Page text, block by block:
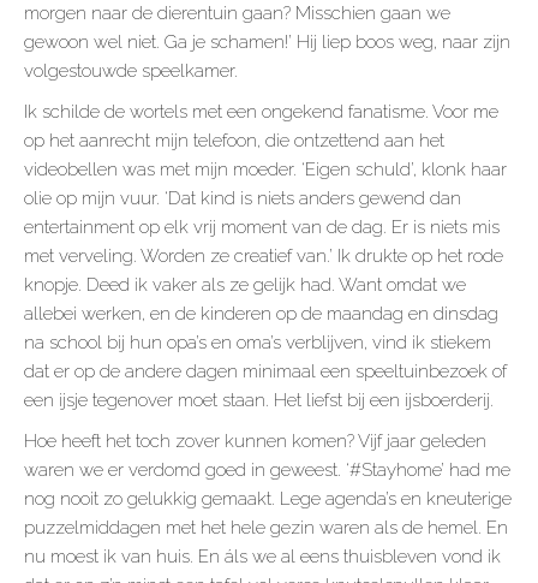
morgen naar de dierentuin gaan? Misschien gaan we
gewoon wel niet. Ga je schamen!’ Hij liep boos weg, naar zijn
volgestouwde speelkamer.
Ik schilde de wortels met een ongekend fanatisme. Voor me
op het aanrecht mijn telefoon, die ontzettend aan het
videobellen was met mijn moeder. ‘Eigen schuld’, klonk haar
olie op mijn vuur. ‘Dat kind is niets anders gewend dan
entertainment op elk vrij moment van de dag. Er is niets mis
met verveling. Worden ze creatief van.’ Ik drukte op het rode
knopje. Deed ik vaker als ze gelijk had. Want omdat we
allebei werken, en de kinderen op de maandag en dinsdag
na school bij hun opa’s en oma’s verblijven, vind ik stiekem
dat er op de andere dagen minimaal een speeltuinbezoek of
een ijsje tegenover moet staan. Het liefst bij een ijsboerderij.
Hoe heeft het toch zover kunnen komen? Vijf jaar geleden
waren we er verdomd goed in geweest. ‘#Stayhome’ had me
nog nooit zo gelukkig gemaakt. Lege agenda’s en kneuterige
puzzelmiddagen met het hele gezin waren als de hemel. En
nu moest ik van huis. En áls we al eens thuisbleven vond ik